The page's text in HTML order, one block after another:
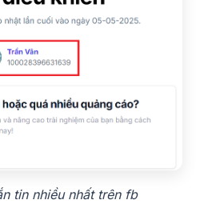
tin nhiều nhất trên fb